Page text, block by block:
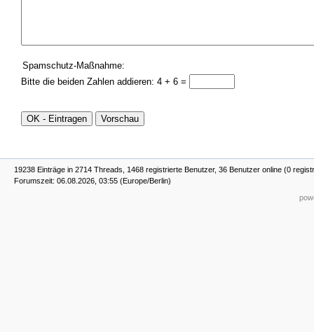
Spamschutz-Maßnahme:
Bitte die beiden Zahlen addieren: 4 + 6 =
19238 Einträge in 2714 Threads, 1468 registrierte Benutzer, 36 Benutzer online (0
Forumszeit: 06.08.2026, 03:55 (Europe/Berlin)